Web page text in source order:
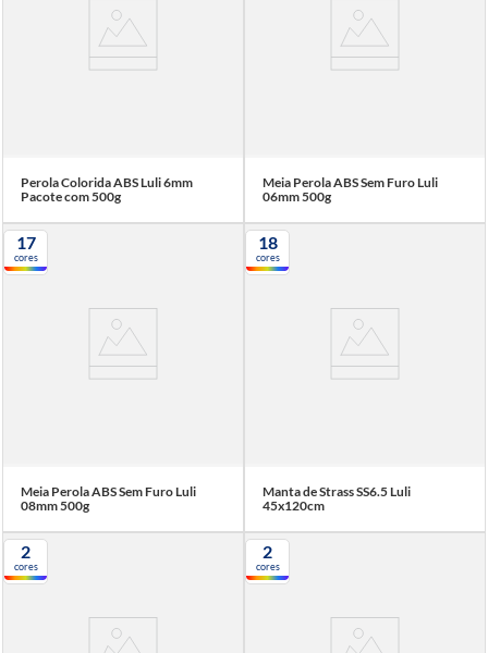
Perola Colorida ABS Luli 6mm
Pacote com 500g
Meia Perola ABS Sem Furo Luli
06mm 500g
17
cores
Meia Perola ABS Sem Furo Luli
08mm 500g
18
cores
Manta de Strass SS6.5 Luli
45x120cm
2
cores
2
cores